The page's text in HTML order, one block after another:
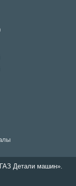
Детали машин».